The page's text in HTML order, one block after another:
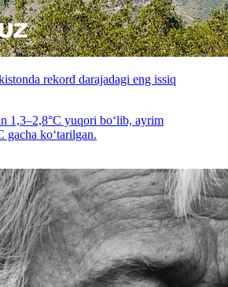
rekord darajadagi eng issiq
1,3–2,8°C yuqori bo‘lib, ayrim
gacha ko‘tarilgan.